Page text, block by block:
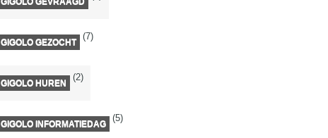
GIGOLO GEZOCHT
(7)
GIGOLO HUREN
(2)
GIGOLO INFORMATIEDAG
(5)